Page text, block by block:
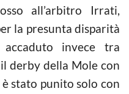
all’arbitro Irrati,
la presunta disparità
invece tra
derby della Mole con
stato punito solo con